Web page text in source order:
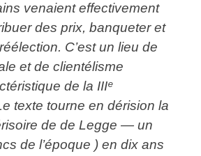
venaient effectivement
des prix, banqueter et
C’est un lieu de
et de clientélisme
de la IIIᵉ
texte tourne en dérision la
de de Legge — un
de l’époque ) en dix ans